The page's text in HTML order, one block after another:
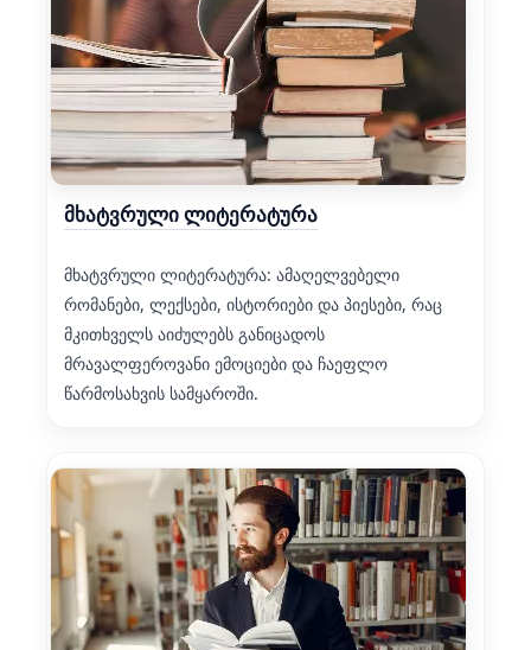
მხატვრული ლიტერატურა
მხატვრული ლიტერატურა: ამაღელვებელი
რომანები, ლექსები, ისტორიები და პიესები, რაც
მკითხველს აიძულებს განიცადოს
მრავალფეროვანი ემოციები და ჩაეფლო
წარმოსახვის სამყაროში.